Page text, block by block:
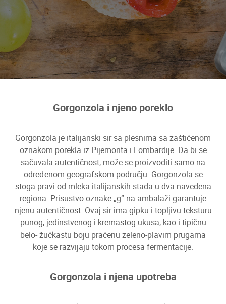
Gorgonzola i njeno poreklo
Gorgonzola je italijanski sir sa plesnima sa zaštićenom
oznakom porekla iz Pijemonta i Lombardije. Da bi se
sačuvala autentičnost, može se proizvoditi samo na
određenom geografskom području. Gorgonzola se
stoga pravi od mleka italijanskih stada u dva navedena
regiona. Prisustvo oznake „g” na ambalaži garantuje
njenu autentičnost. Ovaj sir ima gipku i topljivu teksturu
punog, jedinstvenog i kremastog ukusa, kao i tipičnu
belo- žućkastu boju praćenu zeleno-plavim prugama
koje se razvijaju tokom procesa fermentacije.
Gorgonzola i njena upotreba